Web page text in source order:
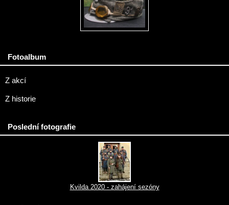
Fotoalbum
Z akcí
Z historie
Poslední fotografie
Kvilda 2020 - zahájení sezóny